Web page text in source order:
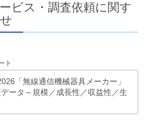
ビス・調査依頼に関す
ト
「無線通信機械器具メーカー」
ータ～規模／成長性／収益性／生